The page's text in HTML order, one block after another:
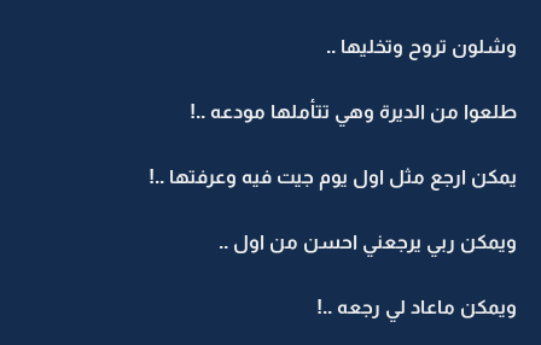
وشلون تروح وتخليها ..
طلعوا من الديرة وهي تتأملها مودعه ..!
يمكن ارجع مثل اول يوم جيت فيه وعرفتها ..!
ويمكن ربي يرجعني احسن من اول ..
ويمكن ماعاد لي رجعه ..!